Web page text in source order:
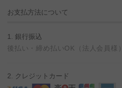
お支払方法について
1. 銀行振込
後払い・締め払いOK（法人会員様）
2. クレジットカード